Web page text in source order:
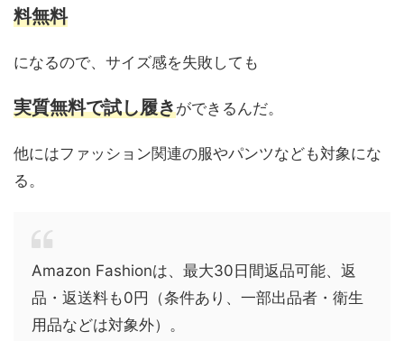
料無料
になるので、サイズ感を失敗しても
実質無料で試し履きができるんだ。
他にはファッション関連の服やパンツなども対象にな
る。
Amazon Fashionは、最大30日間返品可能、返
品・返送料も0円（条件あり、一部出品者・衛生
用品などは対象外）。